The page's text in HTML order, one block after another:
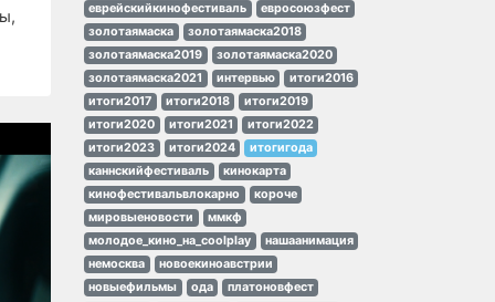
еврейскийкинофестиваль
евросоюзфест
золотаямаска
золотаямаска2018
золотаямаска2019
золотаямаска2020
золотаямаска2021
интервью
итоги2016
итоги2017
итоги2018
итоги2019
итоги2020
итоги2021
итоги2022
итоги2023
итоги2024
итогигода
каннскийфестиваль
кинокарта
кинофестивальвлокарно
короче
мировыеновости
ммкф
молодое_кино_на_coolplay
нашаанимация
немосква
новоекиноавстрии
новыефильмы
ода
платоновфест